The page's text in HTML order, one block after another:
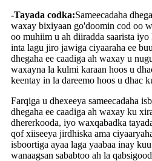
-Tayada codka:Sameecadaha
waxay bixiyaan go'doomin cod oo
oo muhiim u ah diiradda saarista
inta lagu jiro jawiga ciyaaraha ee
dhegaha ee caadiga ah waxay u
waxayna la kulmi karaan hoos u
keentay in la dareemo hoos u dhac
Farqiga u dhexeeya sameecadaha
dhegaha ee caadiga ah waxay ku
dhererkooda, iyo waxqabadka
qof xiiseeya jirdhiska ama
isboortiga ayaa laga yaabaa inay
wanaagsan sababtoo ah la